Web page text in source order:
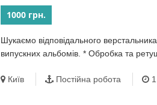
1000 грн.
Шукаємо відповідального
випускних альбомів. * Обробка та
Київ Постійна робота 1